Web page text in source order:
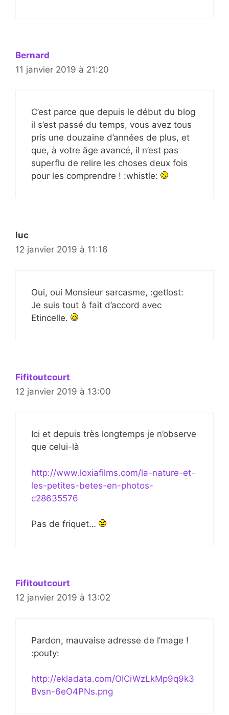
Bernard
11 janvier 2019 à 21:20
C’est parce que depuis le début du blog
il s’est passé du temps, vous avez tous
pris une douzaine d’années de plus, et
que, à votre âge avancé, il n’est pas
superflu de relire les choses deux fois
pour les comprendre ! :whistle:
luc
12 janvier 2019 à 11:16
Oui, oui Monsieur sarcasme, :getlost:
Je suis tout à fait d’accord avec
Etincelle.
Fifitoutcourt
12 janvier 2019 à 13:00
Ici et depuis très longtemps je n’observe
que celui-là
http://www.loxiafilms.com/la-nature-et-
les-petites-betes-en-photos-
c28635576
Pas de friquet…
Fifitoutcourt
12 janvier 2019 à 13:02
Pardon, mauvaise adresse de l’mage !
:pouty:
http://ekladata.com/OICiWzLkMp9q9k3
Bvsn-6eO4PNs.png